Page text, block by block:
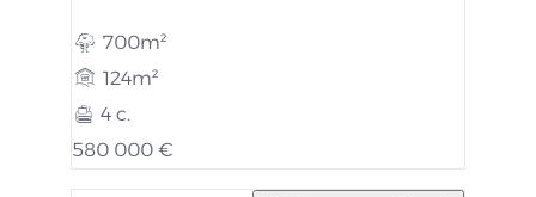
700m²
124m²
4 c.
580 000 €